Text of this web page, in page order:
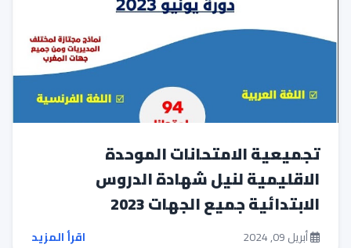
تجميعية الامتحانات الموحدة
الاقليمية لنيل شهادة الدروس
الابتدائية جميع الجهات 2023
أبريل 09, 2024 اقرأ المزيد